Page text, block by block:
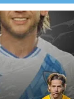
visitantes. En
7 mil
cuyo costo
limitadp.
los aficionados
Tikal Futura.